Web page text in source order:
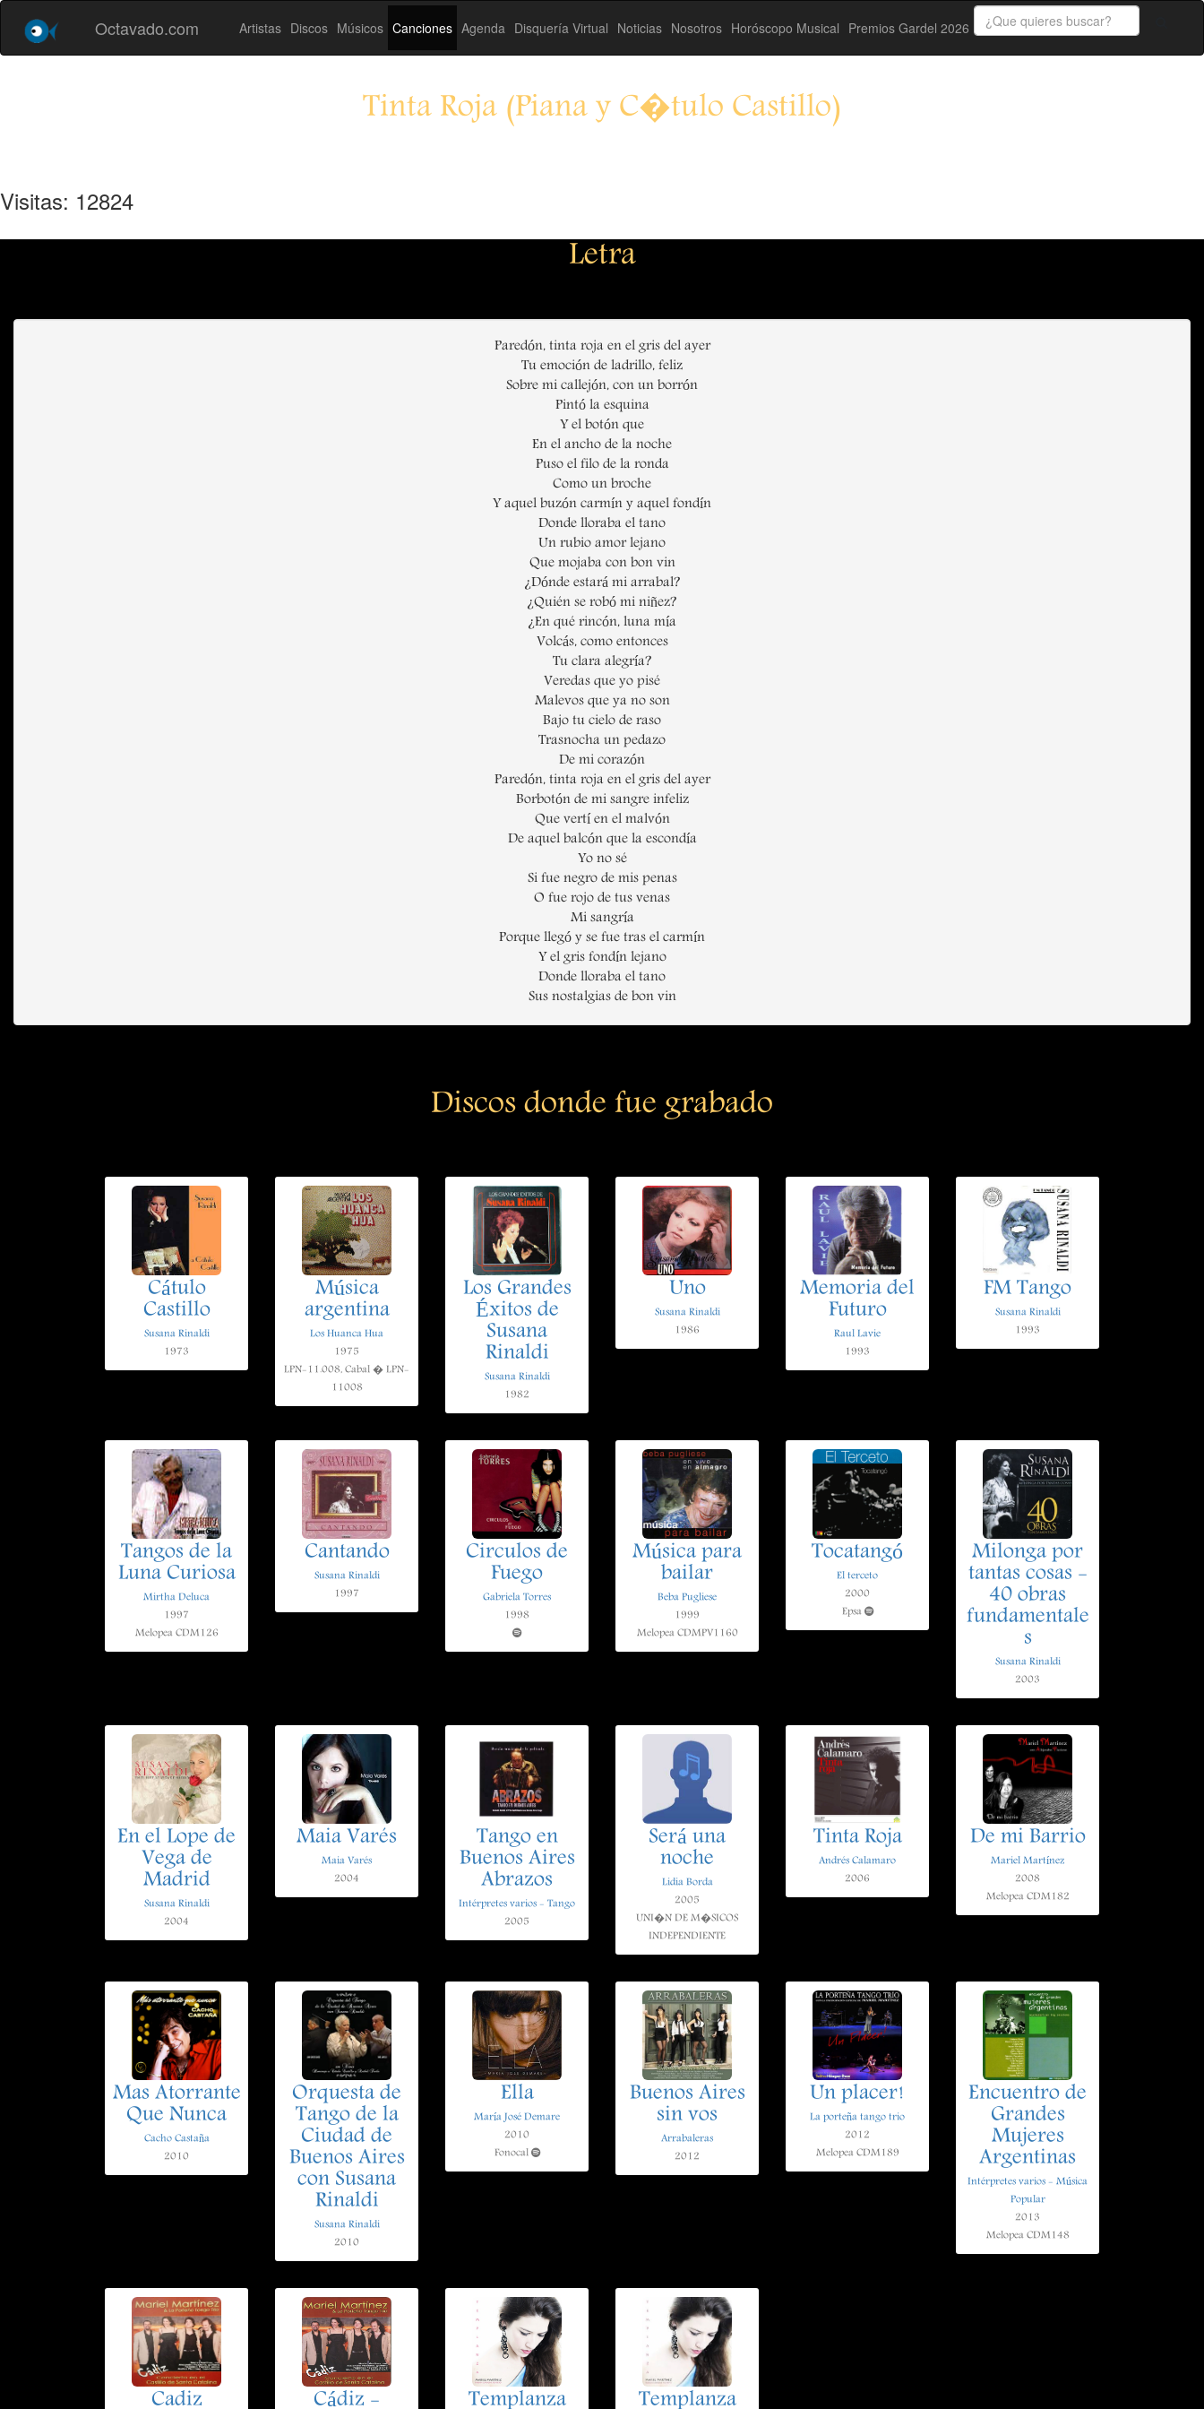
Octavado.com Artistas Discos Músicos Canciones Agenda Disquería Virtual Noticias Nosotros Horóscopo Musical Premios Gardel 2026
Tinta Roja (Piana y C�tulo Castillo)
Visitas: 12824
Letra
Paredón, tinta roja en el gris del ayer
Tu emoción de ladrillo, feliz
Sobre mi callejón, con un borrón
Pintó la esquina
Y el botón que
En el ancho de la noche
Puso el filo de la ronda
Como un broche
Y aquel buzón carmín y aquel fondín
Donde lloraba el tano
Un rubio amor lejano
Que mojaba con bon vin
¿Dónde estará mi arrabal?
¿Quién se robó mi niñez?
¿En qué rincón, luna mía
Volcás, como entonces
Tu clara alegría?
Veredas que yo pisé
Malevos que ya no son
Bajo tu cielo de raso
Trasnocha un pedazo
De mi corazón
Paredón, tinta roja en el gris del ayer
Borbotón de mi sangre infeliz
Que vertí en el malvón
De aquel balcón que la escondía
Yo no sé
Si fue negro de mis penas
O fue rojo de tus venas
Mi sangría
Porque llegó y se fue tras el carmín
Y el gris fondín lejano
Donde lloraba el tano
Sus nostalgias de bon vin
Discos donde fue grabado
Cátulo
Castillo
Susana Rinaldi
1973
Música
argentina
Los Huanca Hua
1975
LPN-11.008, Cabal � LPN-
11008
Los Grandes
Éxitos de
Susana
Rinaldi
Susana Rinaldi
1982
Uno
Susana Rinaldi
1986
Memoria del
Futuro
Raul Lavie
1993
FM Tango
Susana Rinaldi
1993
Tangos de la
Luna Curiosa
Mirtha Deluca
1997
Melopea CDM126
Cantando
Susana Rinaldi
1997
Circulos de
Fuego
Gabriela Torres
1998
Música para
bailar
Beba Pugliese
1999
Melopea CDMPV1160
Tocatangó
El terceto
2000
Epsa
Milonga por
tantas cosas -
40 obras
fundamentale
s
Susana Rinaldi
2003
En el Lope de
Vega de
Madrid
Susana Rinaldi
2004
Maia Varés
Maia Varés
2004
Tango en
Buenos Aires
Abrazos
Intérpretes varios - Tango
2005
Será una
noche
Lidia Borda
2005
UNI�N DE M�SICOS
INDEPENDIENTE
Tinta Roja
Andrés Calamaro
2006
De mi Barrio
Mariel Martínez
2008
Melopea CDM182
Mas Atorrante
Que Nunca
Cacho Castaña
2010
Orquesta de
Tango de la
Ciudad de
Buenos Aires
con Susana
Rinaldi
Susana Rinaldi
2010
Ella
María José Demare
2010
Fonocal
Buenos Aires
sin vos
Arrabaleras
2012
Un placer!
La porteña tango trio
2012
Melopea CDM189
Encuentro de
Grandes
Mujeres
Argentinas
Intérpretes varios - Música
Popular
2013
Melopea CDM148
Cadiz Cádiz - Templanza Templanza